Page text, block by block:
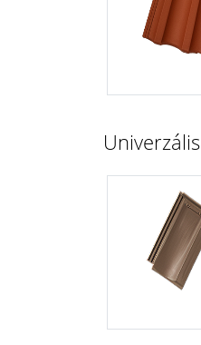
Univerzális